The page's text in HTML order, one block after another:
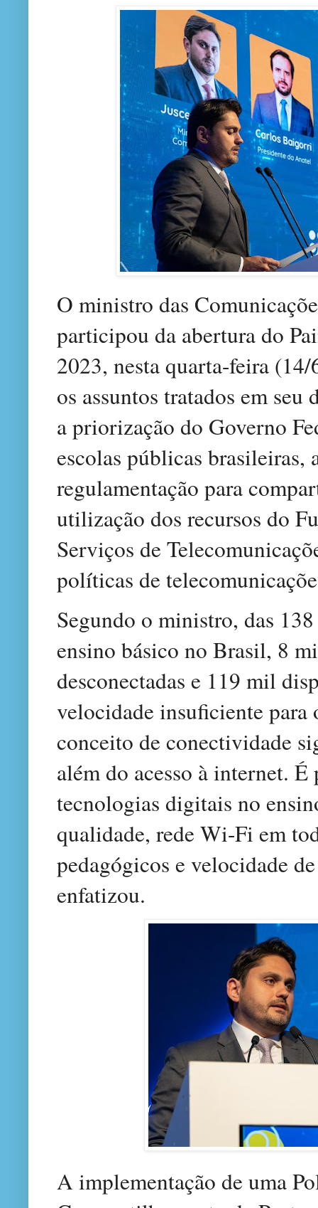
O ministro das
participou da abertura do
2023, nesta quarta-feira
os assuntos tratados em
a priorização do Governo
escolas públicas brasileiras,
regulamentação para
utilização dos recursos do
Serviços de
políticas de
Segundo o ministro, das
ensino básico no Brasil, 8
desconectadas e 119 mil
velocidade insuficiente para
conceito de conectividade
além do acesso à internet.
tecnologias digitais no
qualidade, rede Wi-Fi em
pedagógicos e velocidade
enfatizou.
A implementação de uma